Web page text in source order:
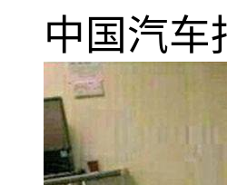
中国汽车